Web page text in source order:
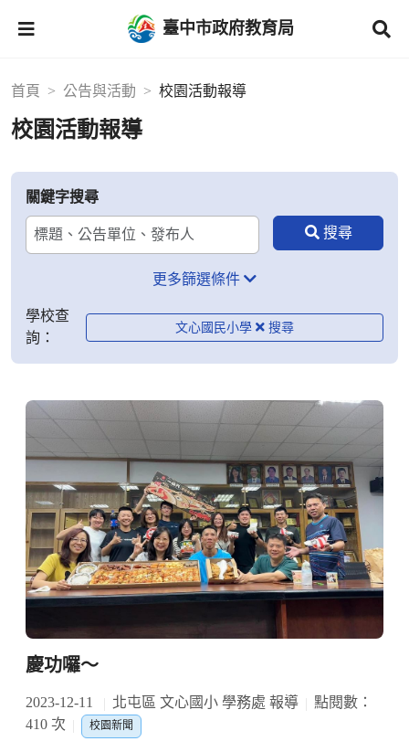
臺中市政府教育局
首頁 公告與活動 校園活動報導
校園活動報導
關鍵字搜尋
更多篩選條件
學校查
詢：
文心國民小學
慶功囉～
2023-12-11 北屯區 文心國小 學務處 報導
點閱數：
410 次
校園新聞